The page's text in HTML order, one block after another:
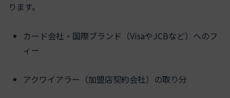
ります。
カード会社・国際ブランド（VisaやJCBなど）へのフ
ィー
アクワイアラー（加盟店契約会社）の取り分